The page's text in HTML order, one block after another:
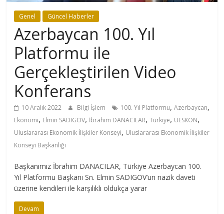
Genel Güncel Haberler
Azerbaycan 100. Yıl
Platformu ile
Gerçekleştirilen Video
Konferans
10 Aralık 2022 Bilgi İşlem 100. Yıl Platformu,Azerbaycan,
Ekonomi, Elmin SADIGOV, İbrahim DANACILAR,Türkiye, UESKON,
Uluslararası Ekonomik İlişkiler Konseyi, Uluslararası Ekonomik İlişkiler
Konseyi Başkanlığı
Başkanımız İbrahim DANACILAR, Türkiye Azerbaycan 100.
Yıl Platformu Başkanı Sn. Elmin SADIGOV’un nazik daveti
üzerine kendileri ile karşılıklı oldukça yarar
Devam